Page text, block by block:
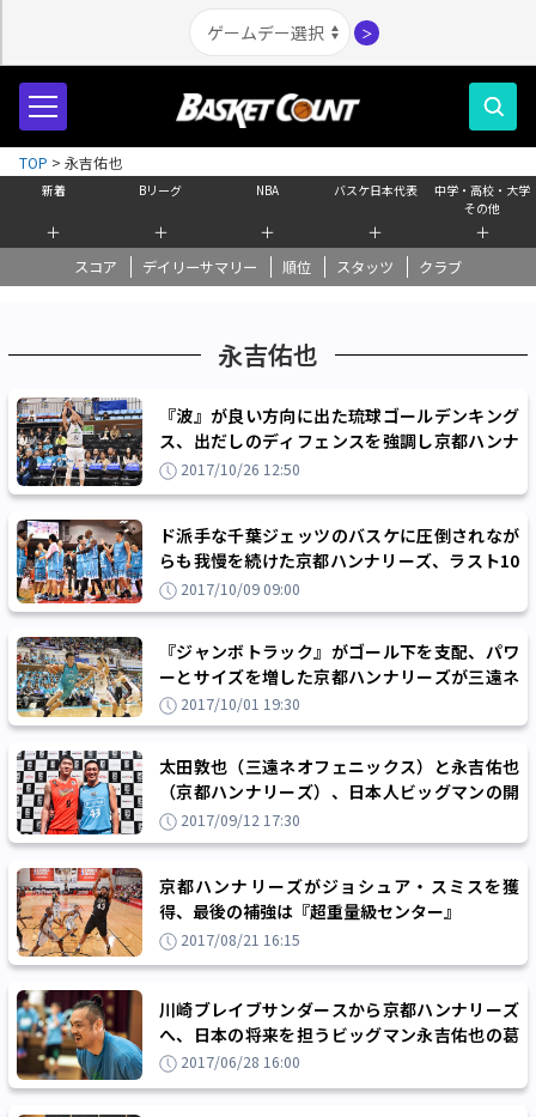
＞
新着
＋
Bリーグ
＋
NBA
＋
バスケ日本代表
＋
中学・高校・大学
その他
＋
スコア デイリーサマリー 順位 スタッツ クラブ
TOP > 永吉佑也
永吉佑也
『波』が良い方向に出た琉球ゴールデンキング
ス、出だしのディフェンスを強調し京都ハンナ
リーズに快勝！
2017/10/26 12:50
ド派手な千葉ジェッツのバスケに圧倒されなが
らも我慢を続けた京都ハンナリーズ、ラスト10
分を26-6の大反攻で逆転勝利！
2017/10/09 09:00
『ジャンボトラック』がゴール下を支配、パワ
ーとサイズを増した京都ハンナリーズが三遠ネ
オフェニックスに開幕2連勝！
2017/10/01 19:30
太田敦也（三遠ネオフェニックス）と永吉佑也
（京都ハンナリーズ）、日本人ビッグマンの開
幕戦『バチバチ対決』に注目！
2017/09/12 17:30
京都ハンナリーズがジョシュア・スミスを獲
得、最後の補強は『超重量級センター』
2017/08/21 16:15
川崎ブレイブサンダースから京都ハンナリーズ
へ、日本の将来を担うビッグマン永吉佑也の葛
藤と2020年への展望
2017/06/28 16:00